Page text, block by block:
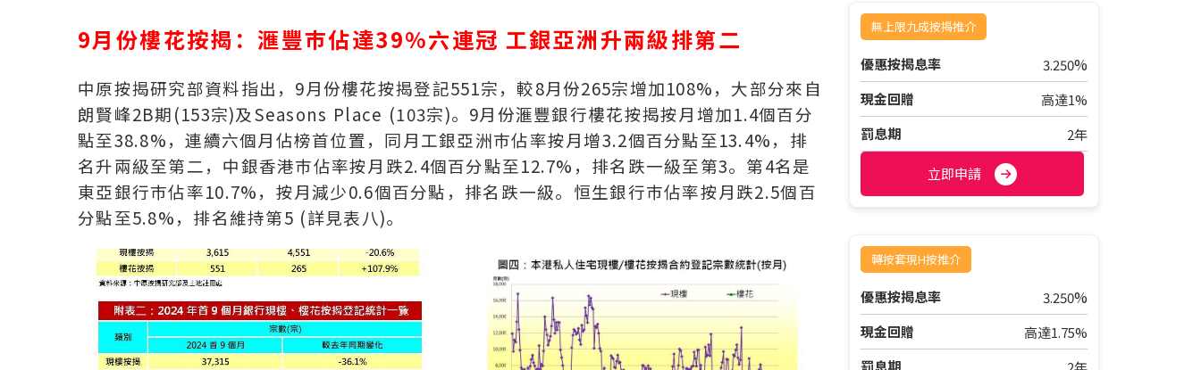
9月份樓花按揭：滙豐巿佔達39%六連冠 工銀亞洲升兩級排第二
中原按揭研究部資料指出，9月份樓花按揭登記551宗，較8月份265宗增加108%，大部分來自
朗賢峰2B期(153宗)及Seasons Place (103宗)。9月份滙豐銀行樓花按揭按月增加1.4個百分
點至38.8%，連續六個月佔榜首位置，同月工銀亞洲巿佔率按月增3.2個百分點至13.4%，排
名升兩級至第二，中銀香港巿佔率按月跌2.4個百分點至12.7%，排名跌一級至第3。第4名是
東亞銀行巿佔率10.7%，按月減少0.6個百分點，排名跌一級。恒生銀行巿佔率按月跌2.5個百
分點至5.8%，排名維持第5 (詳見表八)。
無上限九成按揭推介
優惠按揭息率 3.250%
現金回贈
高達1%
罰息期
2年
立即申請
轉按套現H按推介
優惠按揭息率 3.250%
現金回贈
高達1.75%
罰息期